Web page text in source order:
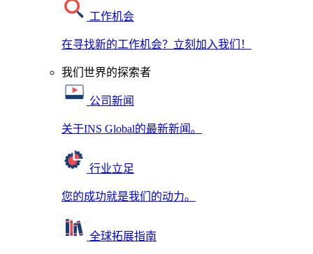
工作机会
在寻找新的工作机会？立刻加入我们！
我们世界的探索者
公司新闻
关于INS Global的最新新闻。
行业立足
您的成功就是我们的动力。
全球拓展指南